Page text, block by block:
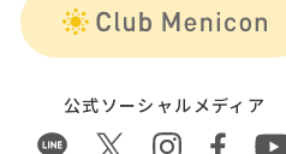
公式ソーシャルメディア